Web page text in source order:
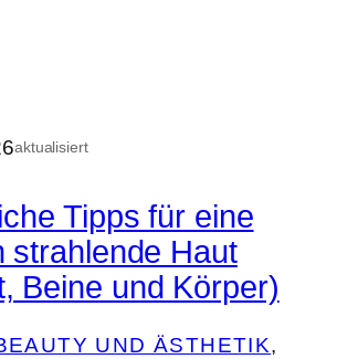
aktualisiert
Tipps für eine
strahlende Haut
Beine und Körper)
UND ÄSTHETIK